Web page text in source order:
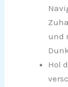
und
Hol